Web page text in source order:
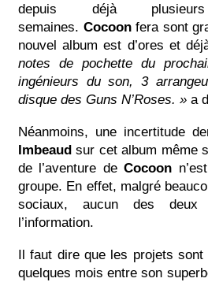
depuis déjà plusieurs
semaines. Cocoonfera sont
nouvel album est d’ores et
notes de pochette du
ingénieurs du son, 3
disque des Guns N’Roses. » a
Néanmoins, une incertitude
Imbeaud sur cet album même
de l’aventure deCocoon
groupe. En effet, malgré
sociaux, aucun des deux
l’information.
Il faut dire que les projets sont
quelques mois entre son